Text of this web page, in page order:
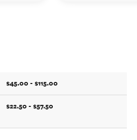
$45.00 - $115.00
$22.50 - $57.50